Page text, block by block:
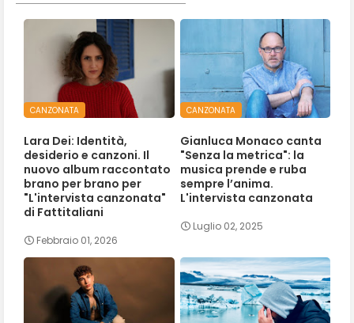
CANZONATA
Lara Dei: Identità,
desiderio e canzoni. Il
nuovo album raccontato
brano per brano per
"L'intervista canzonata"
di Fattitaliani
Febbraio 01, 2026
CANZONATA
Gianluca Monaco canta
"Senza la metrica": la
musica prende e ruba
sempre l’anima.
L'intervista canzonata
Luglio 02, 2025